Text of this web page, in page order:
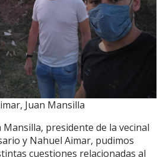
Juan Mansilla
Mansilla, presidente de la vecinal
y Nahuel Aimar, pudimos
cuestiones relacionadas al